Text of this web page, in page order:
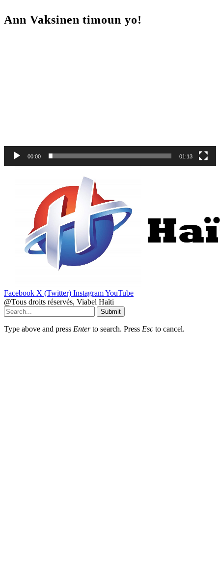
Ann Vaksinen timoun yo!
00:00 01:13
Facebook X (Twitter) InstagramYouTube
@Tous droits réservés, Viabel Haïti
Submit
Type above and press Enterto search. Press Esc to cancel.